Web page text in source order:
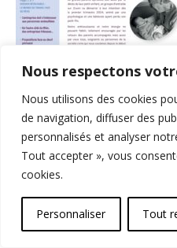
Nous respectons
Nous utilisons des cookies
de navigation, diffuser des
personnalisés et analyser
Tout accepter », vous
cookies.
Personnaliser Tout
© SPAMA 2014 -
Une réalisation